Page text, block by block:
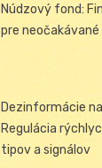
Núdzový fond:
pre
Dezinformácie
Regulácia
tipov a signálov